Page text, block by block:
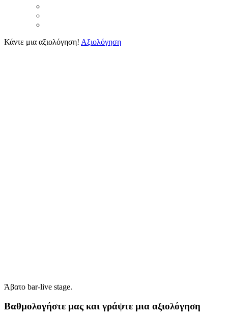
Κάντε μια αξιολόγηση! Αξιολόγηση
Άβατο bar-live stage.
Βαθμολογήστε μας και γράψτε μια αξιολόγηση